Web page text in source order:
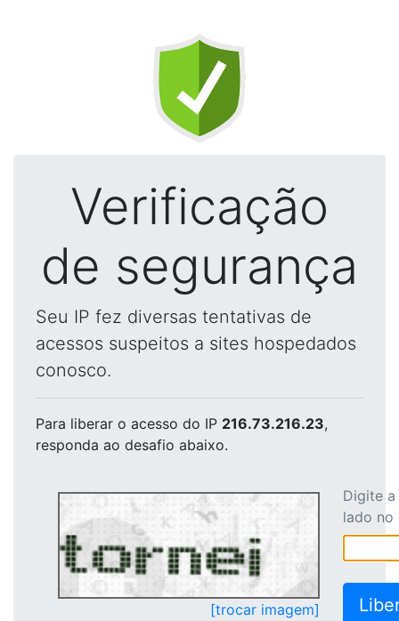
Verificação
de segurança
Seu IP fez diversas tentativas de
acessos suspeitos a sites hospedados
conosco.
Para liberar o acesso do IP 216.73.216.23,
responda ao desafio abaixo.
[trocar imagem]
Digite
lado no